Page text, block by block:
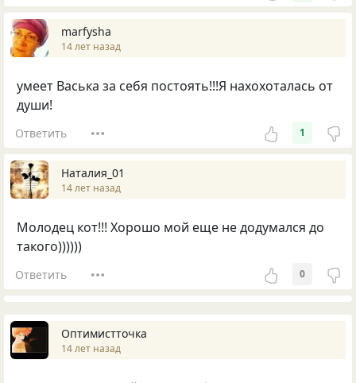
marfysha
14 лет назад
умеет Васька за себя постоять!!!Я нахохоталась от
души!
Ответить 1
Наталия_01
14 лет назад
Молодец кот!!! Хорошо мой еще не додумался до
такого))))))
Ответить 0
Оптимистточка
14 лет назад